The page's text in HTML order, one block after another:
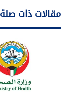
مقالات ذات صلة